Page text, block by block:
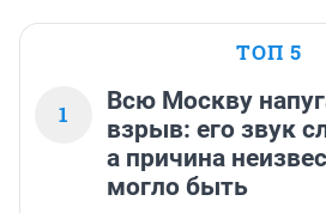
ТОП 5
1
Всю Москву
взрыв: его звук
а причина
могло быть